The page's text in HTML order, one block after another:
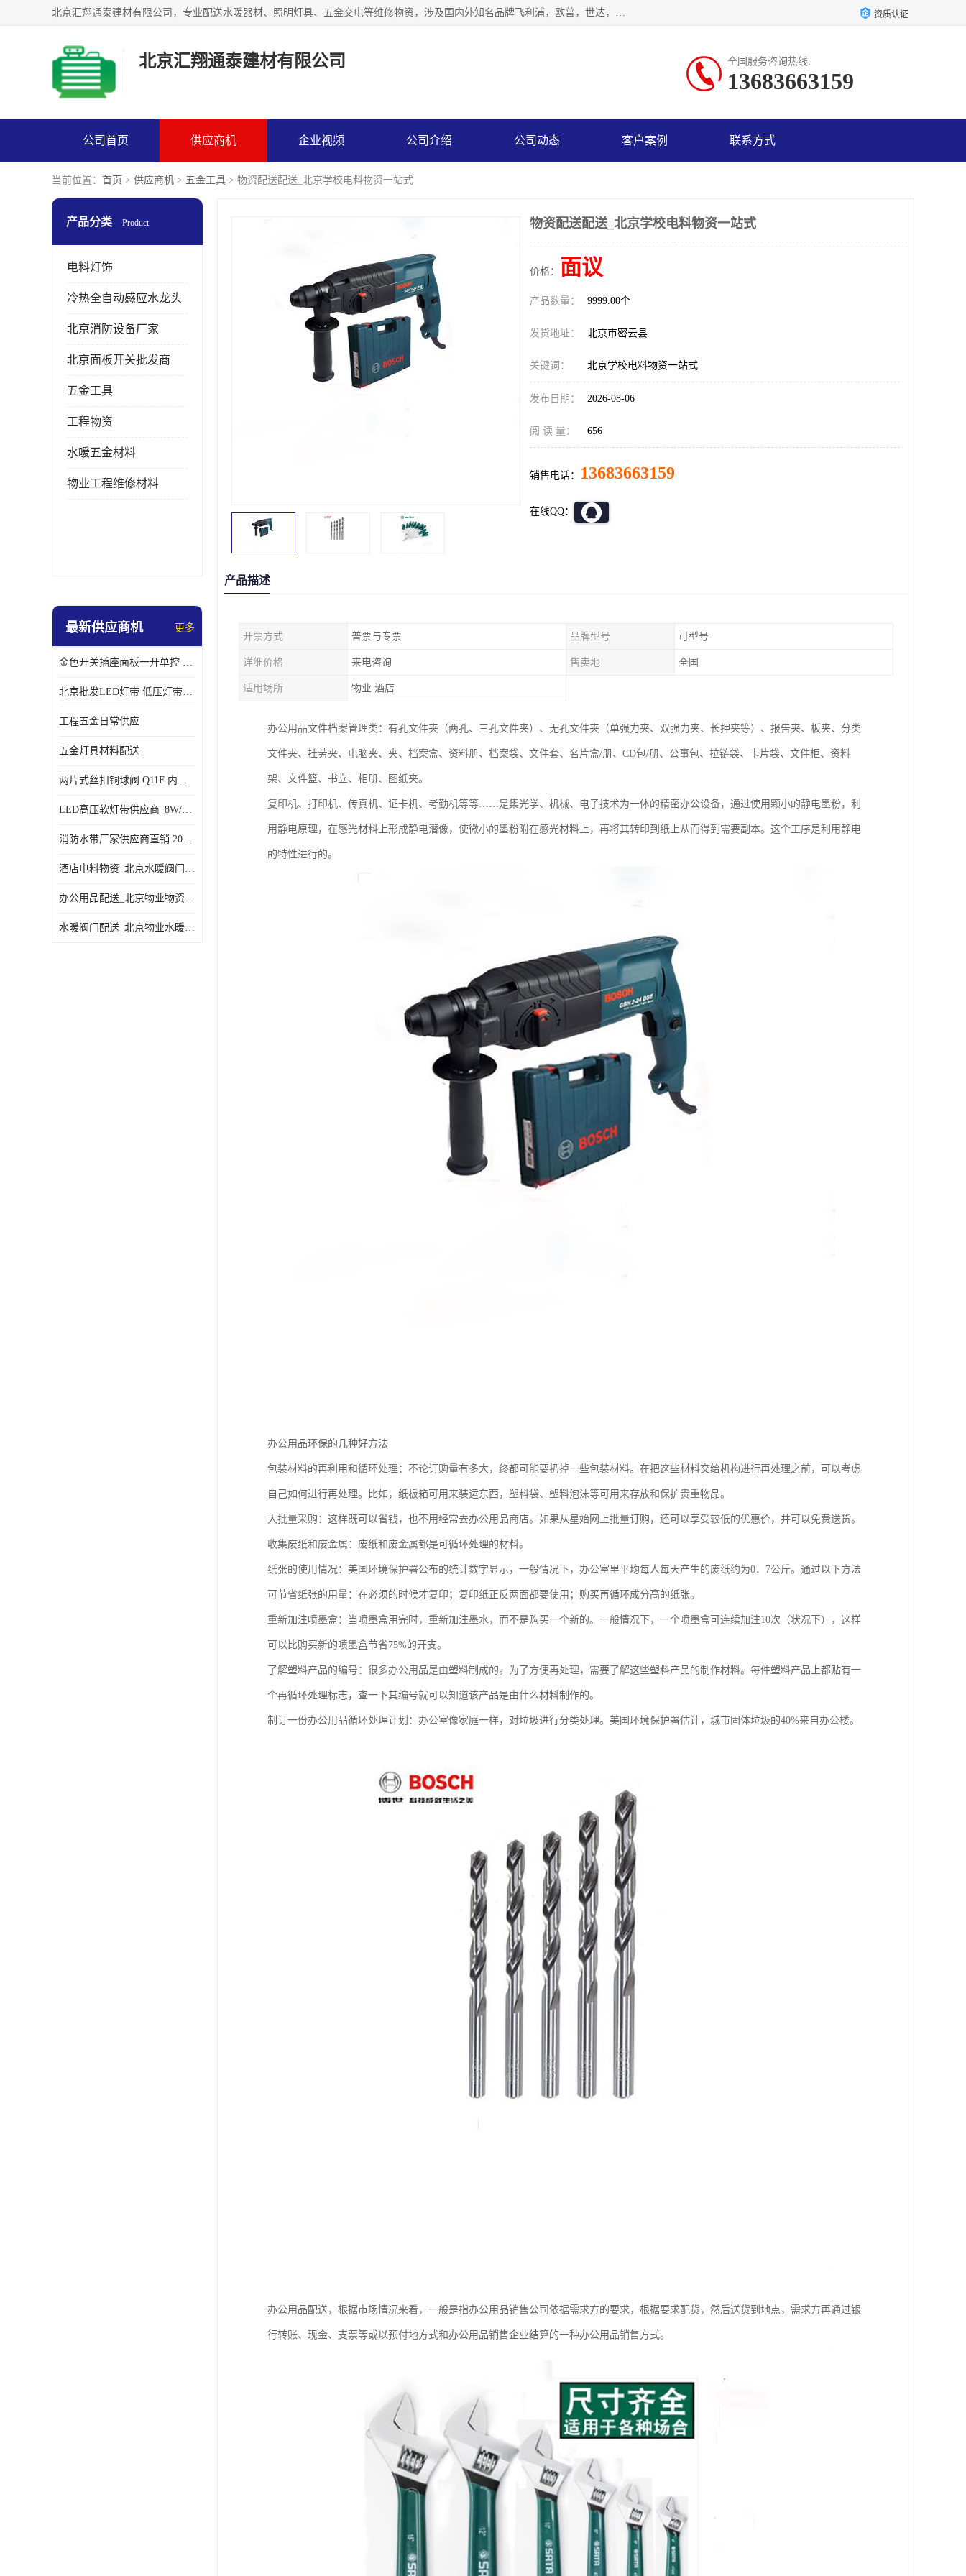
北京汇翔通泰建材有限公司，专业配送水暖器材、照明灯具、五金交电等维修物资，涉及国内外知名品牌飞利浦，欧普，世达，博士，九牧，公牛等物资。能充分满足物业、学校、酒店、工厂、部队等多领域的采购需求，提供一站式配送服务。 资质认证
北京汇翔通泰建材有限公司 全国服务咨询热线:
13683663159
公司首页 供应商机 企业视频 公司介绍 公司动态 客户案例 联系方式
当前位置： 首页 > 供应商机 > 五金工具 > 物资配送配送_北京学校电料物资一站式
产品分类 Product
电料灯饰
冷热全自动感应水龙头
北京消防设备厂家
北京面板开关批发商
五金工具
工程物资
水暖五金材料
物业工程维修材料
最新供应商机 更多
金色开关插座面板一开单控 _一开双控五孔插座
北京批发LED灯带 低压灯带定制 景观亮化灯条
工程五金日常供应
五金灯具材料配送
两片式丝扣铜球阀 Q11F 内螺纹铜球阀
LED高压软灯带供应商_8W/米客厅吊顶暗槽
消防水带厂家供应商直销 20-65-25消防水带
酒店电料物资_北京水暖阀门一站式
办公用品配送_北京物业物资配送
水暖阀门配送_北京物业水暖阀门配送
物资配送配送_北京学校电料物资一站式
价格： 面议
产品数量： 9999.00个
发货地址： 北京市密云县
关键词： 北京学校电料物资一站式
发布日期： 2026-08-06
阅 读 量： 656
销售电话： 13683663159
在线QQ：
产品描述
开票方式 普票与专票 品牌型号 可型号
详细价格 来电咨询 售卖地 全国
适用场所 物业 酒店
办公用品文件档案管理类：有孔文件夹（两孔、三孔文件夹）、无孔文件夹（单强力夹、双强力夹、长押夹等）、报告夹、板夹、分类
文件夹、挂劳夹、电脑夹、夹、档案盒、资料册、档案袋、文件套、名片盒/册、CD包/册、公事包、拉链袋、卡片袋、文件柜、资料
架、文件篮、书立、相册、图纸夹。
复印机、打印机、传真机、证卡机、考勤机等等……是集光学、机械、电子技术为一体的精密办公设备，通过使用颗小的静电墨粉，利
用静电原理，在感光材料上形成静电潜像，使微小的墨粉附在感光材料上，再将其转印到纸上从而得到需要副本。这个工序是利用静电
的特性进行的。
办公用品环保的几种好方法
包装材料的再利用和循环处理：不论订购量有多大，终都可能要扔掉一些包装材料。在把这些材料交给机构进行再处理之前，可以考虑
自己如何进行再处理。比如，纸板箱可用来装运东西，塑料袋、塑料泡沫等可用来存放和保护贵重物品。
大批量采购：这样既可以省钱，也不用经常去办公用品商店。如果从星始网上批量订购，还可以享受较低的优惠价，并可以免费送货。
收集废纸和废金属：废纸和废金属都是可循环处理的材料。
纸张的使用情况：美国环境保护署公布的统计数字显示，一般情况下，办公室里平均每人每天产生的废纸约为0．7公斤。通过以下方法
可节省纸张的用量：在必须的时候才复印；复印纸正反两面都要使用；购买再循环成分高的纸张。
重新加注喷墨盒：当喷墨盒用完时，重新加注墨水，而不是购买一个新的。一般情况下，一个喷墨盒可连续加注10次（状况下），这样
可以比购买新的喷墨盒节省75%的开支。
了解塑料产品的编号：很多办公用品是由塑料制成的。为了方便再处理，需要了解这些塑料产品的制作材料。每件塑料产品上都贴有一
个再循环处理标志，查一下其编号就可以知道该产品是由什么材料制作的。
制订一份办公用品循环处理计划：办公室像家庭一样，对垃圾进行分类处理。美国环境保护署估计，城市固体垃圾的40%来自办公楼。
办公用品配送，根据市场情况来看，一般是指办公用品销售公司依据需求方的要求，根据要求配货，然后送货到地点，需求方再通过银
行转账、现金、支票等或以预付地方式和办公用品销售企业结算的一种办公用品销售方式。